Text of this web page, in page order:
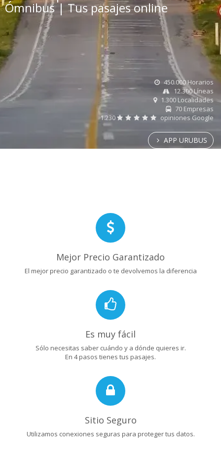
Ómnibus | Tus pasajes online
450.000 Horarios
12.300 Líneas
1.300 Localidades
70 Empresas
1.230
opiniones Google
APP URUBUS
Mejor Precio Garantizado
El mejor precio garantizado o te devolvemos la diferencia
Es muy fácil
Sólo necesitas saber cuándo y a dónde quieres ir.
En 4 pasos tienes tus pasajes.
Sitio Seguro
Utilizamos conexiones seguras para proteger tus datos.